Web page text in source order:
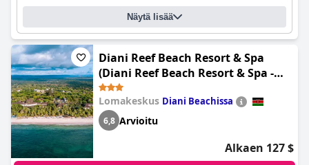
Näytä lisää
Diani Reef Beach Resort & Spa
(Diani Reef Beach Resort & Spa -
Your Beachfront Bliss Awaits)
Lomakeskus Diani Beachissa
6,8 Arvioitu
Alkaen 127 $